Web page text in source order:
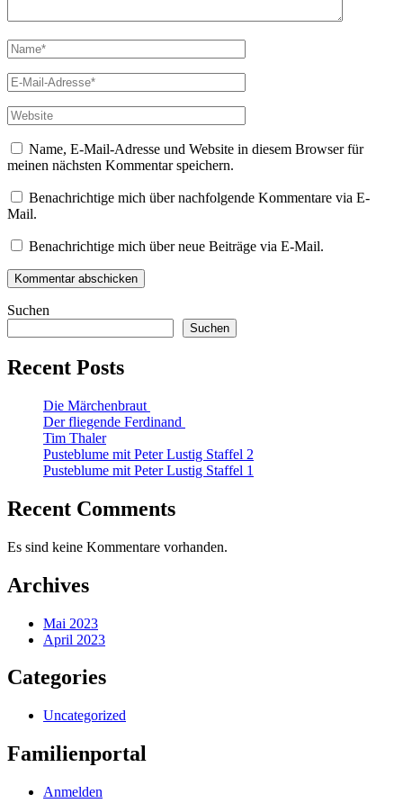
Name*
E-
Mail*
Website
Name, E-Mail-Adresse und Website in diesem Browser für
meinen nächsten Kommentar speichern.
Benachrichtige mich über nachfolgende Kommentare via E-
Mail.
Benachrichtige mich über neue Beiträge via E-Mail.
Suchen
Suchen
Recent Posts
Die Märchenbraut
Der fliegende Ferdinand
Tim Thaler
Pusteblume mit Peter Lustig Staffel 2
Pusteblume mit Peter Lustig Staffel 1
Recent Comments
Es sind keine Kommentare vorhanden.
Archives
Mai 2023
April 2023
Categories
Uncategorized
Familienportal
Anmelden